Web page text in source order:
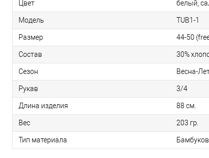
Цвет белый,
Модель TUB1-1
Размер 44-50
Состав 30%
Сезон Весна-
Рукав 3/4
Длина изделия 88 см.
Вес 203 гр.
Тип материала